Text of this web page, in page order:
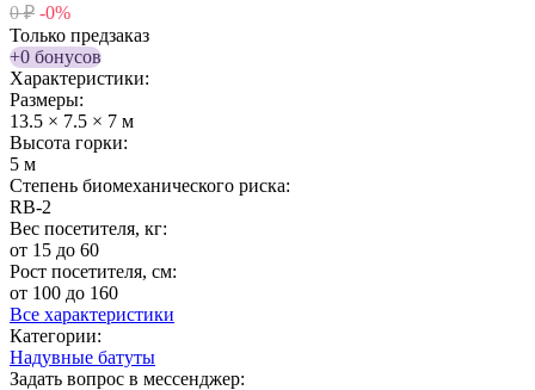
0 ₽ -0%
Только предзаказ
+0 бонусов
Характеристики:
Размеры:
13.5 × 7.5 × 7 м
Высота горки:
5 м
Степень биомеханического риска:
RB-2
Вес посетителя, кг:
от 15 до 60
Рост посетителя, см:
от 100 до 160
Все характеристики
Категории:
Надувные батуты
Задать вопрос в мессенджер: